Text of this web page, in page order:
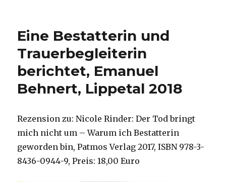
Eine Bestatterin und
Trauerbegleiterin
berichtet, Emanuel
Behnert, Lippetal 2018
Rezension zu: Nicole Rinder: Der Tod bringt
mich nicht um – Warum ich Bestatterin
geworden bin, Patmos Verlag 2017, ISBN 978-3-
8436-0944-9, Preis: 18,00 Euro